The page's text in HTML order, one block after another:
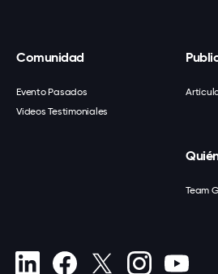
Comunidad
Evento Pasados
Videos Testimoniales
Team